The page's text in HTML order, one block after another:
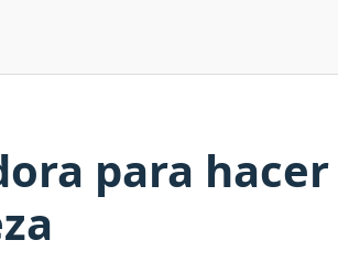
para hacer